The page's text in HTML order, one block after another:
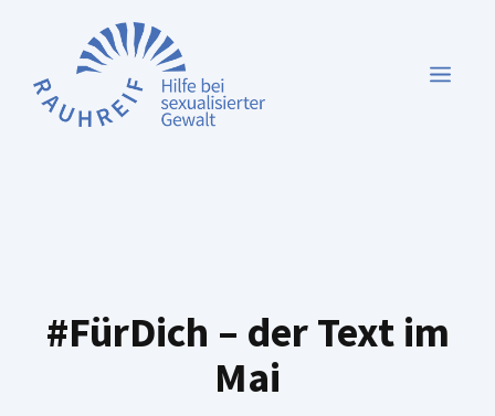
springen
#FürDich – der Text im
Mai